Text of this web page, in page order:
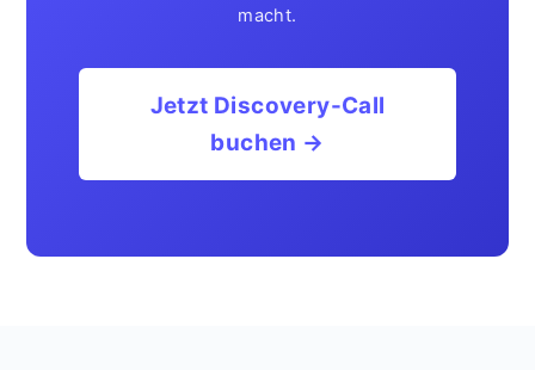
macht.
Jetzt Discovery-Call
buchen →